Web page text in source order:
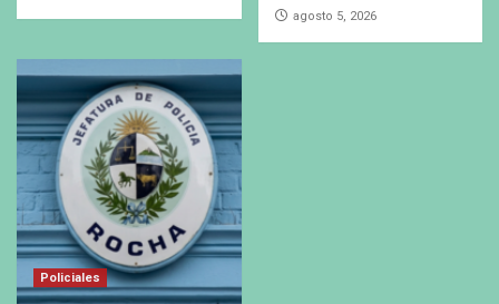
agosto 5, 2026
Policiales